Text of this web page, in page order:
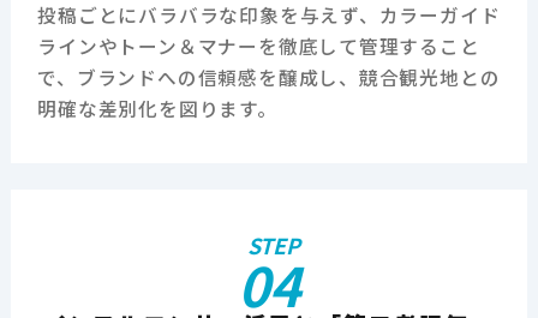
投稿ごとにバラバラな印象を与えず、カラーガイド
ラインやトーン＆マナーを徹底して管理すること
で、ブランドへの信頼感を醸成し、競合観光地との
明確な差別化を図ります。
STEP
04